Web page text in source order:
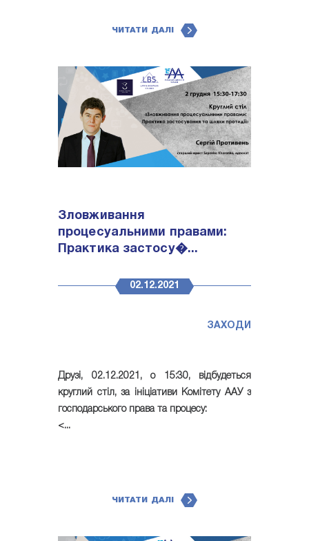
ЧИТАТИ ДАЛІ
Зловживання
процесуальними правами:
Практика застосу�...
02.12.2021
ЗАХОДИ
Друзі, 02.12.2021, о 15:30, відбудеться
круглий стіл , за ініціативи Комітету ААУ з
господарського права та процесу:
<...
ЧИТАТИ ДАЛІ